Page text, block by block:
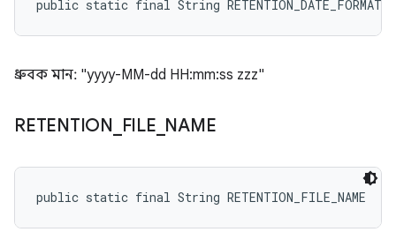
public static final String RETENTION_DATE_FORMAT
ধ্রুবক মান: "yyyy-MM-dd HH:mm:ss zzz"
RETENTION FILE NAME
public static final String RETENTION_FILE_NAME